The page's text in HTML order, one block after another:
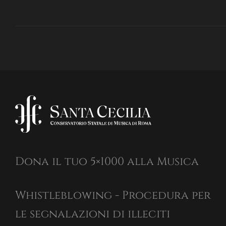
Dona il tuo 5×1000 alla Musica
Whistleblowing - Procedura per
le segnalazioni di illeciti